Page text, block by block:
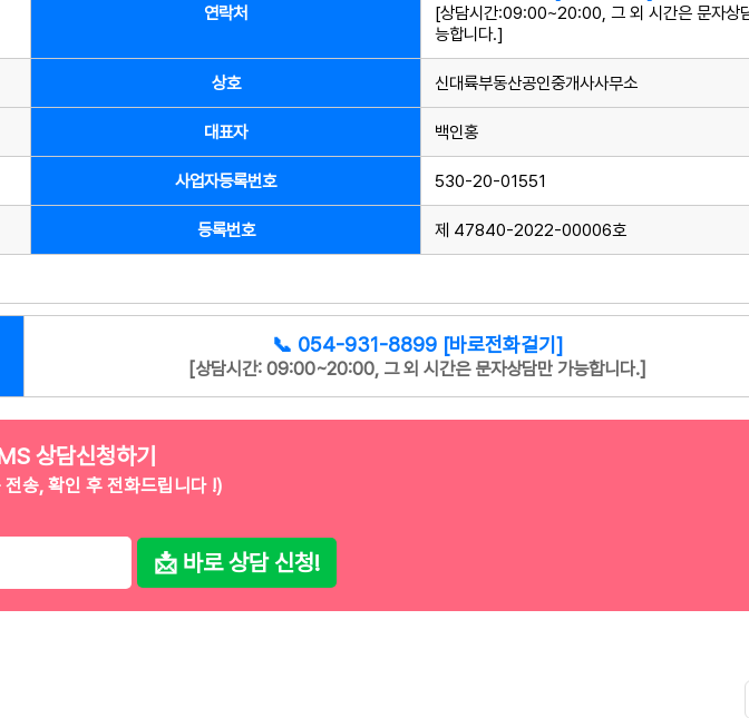
연락처
[상담시간:09:00~20:00, 그 외 시간은 문자상
능합니다.]
상호 신대륙부동산공인중개사사무소
대표자 백인홍
사업자등록번호 530-20-01551
등록번호 제 47840-2022-00006호
📞 054-931-8899 [바로전화걸기]
[상담시간: 09:00~20:00, 그 외 시간은 문자상담만 가능합니다.]
상담신청하기
송, 확인 후 전화드립니다 !)
📩 바로 상담 신청!